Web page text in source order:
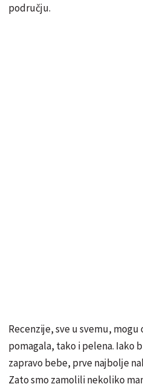
području.
Recenzije, sve u svemu,
pomagala, tako i pelena. Iako
zapravo bebe, prve najbolje
Zato smo zamolili nekoliko